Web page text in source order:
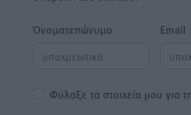
Όνοματεπώνυμο Email
Φύλαξε τα στοιχεία μου για